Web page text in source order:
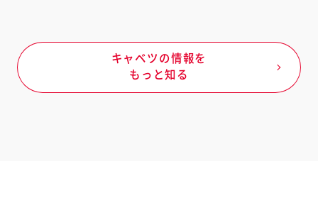
キャベツの情報を
もっと知る